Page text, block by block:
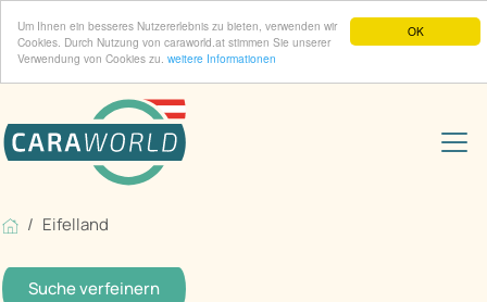
OK
Um Ihnen ein besseres Nutzererlebnis zu bieten, verwenden wir
Cookies. Durch Nutzung von caraworld.at stimmen Sie unserer
Verwendung von Cookies zu. weitere Informationen
Eifelland
Suche verfeinern